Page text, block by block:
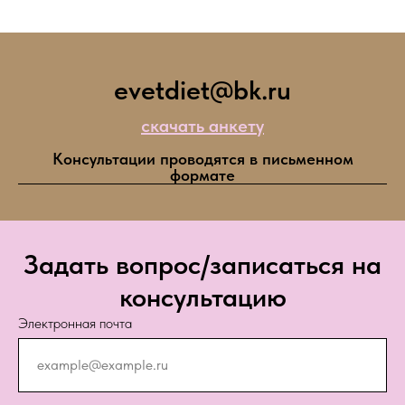
evetdiet@bk.ru
скачать анкету
Консультации проводятся в письменном
формате
Задать вопрос/записаться на
консультацию
Электронная почта